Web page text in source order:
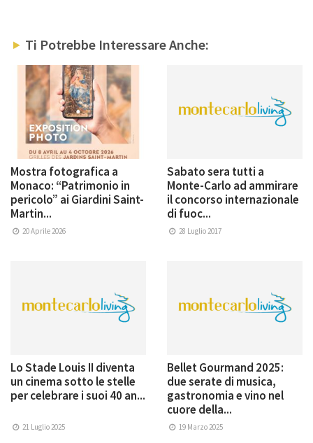
Ti Potrebbe Interessare Anche:
Mostra fotografica a
Monaco: “Patrimonio in
pericolo” ai Giardini Saint-
Martin...
20 Aprile 2026
Sabato sera tutti a
Monte-Carlo ad ammirare
il concorso internazionale
di fuoc...
28 Luglio 2017
Lo Stade Louis II diventa
un cinema sotto le stelle
per celebrare i suoi 40 an...
21 Luglio 2025
Bellet Gourmand 2025:
due serate di musica,
gastronomia e vino nel
cuore della...
19 Marzo 2025